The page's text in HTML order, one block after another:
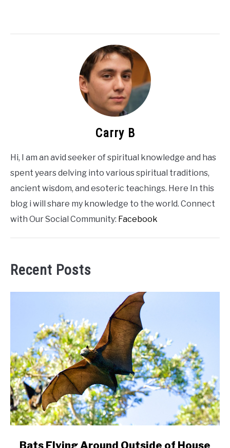
Carry B
Hi, I am an avid seeker of spiritual knowledge and has
spent years delving into various spiritual traditions,
ancient wisdom, and esoteric teachings. Here In this
blog i will share my knowledge to the world. Connect
with Our Social Community: Facebook
Recent Posts
linkBats Flying Around Outside of House